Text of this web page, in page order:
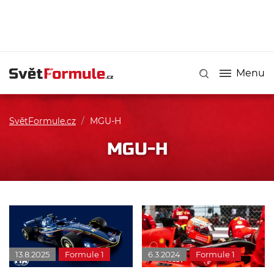
Menu
SvětFormule.cz / MGU-H
MGU-H
13.8.2025 Formule 1 6.3.2024 Formule 1